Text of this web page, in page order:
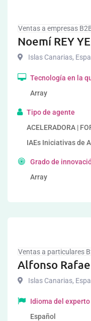
Ventas a empresas
Noemí REY
Islas Canarias,
Tecnología en la
Array
Tipo de agente
ACELERADORA |
IAEs Iniciativas de
Grado de
Array
Ventas a particulares
Alfonso
Islas Canarias,
Idioma del experto
Español